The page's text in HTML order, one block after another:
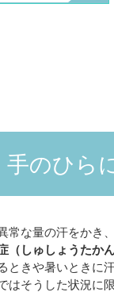
手のひら
常な量の汗をかき
（しゅしょうたか
ときや暑いときに
はそうした状況に限